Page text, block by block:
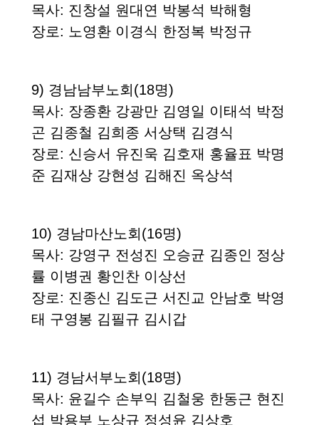
목사: 진창설 원대연 박봉석 박해형
장로: 노영환 이경식 한정복 박정규
9) 경남남부노회 (18명)
목사: 장종환 강광만 김영일 이태석 박정
곤 김종철 김희종 서상택 김경식
장로: 신승서 유진욱 김호재 홍율표 박명
준 김재상 강현성 김해진 옥상석
10) 경남마산노회 (16명)
목사: 강영구 전성진 오승균 김종인 정상
률 이병권 황인찬 이상선
장로: 진종신 김도근 서진교 안남호 박영
태 구영봉 김필규 김시갑
11) 경남서부노회 (18명)
목사: 윤길수 손부익 김철웅 한동근 현진
섭 박용부 노상규 정성윤 김상호